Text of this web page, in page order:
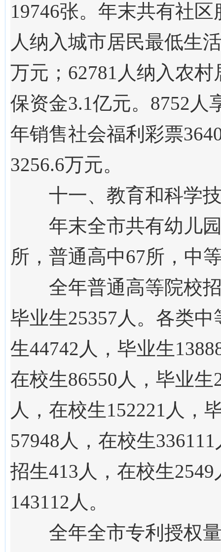
19746张。年末共有社区
人纳入城市居民最低生
万元； 62781 人纳入农
保资金3.1亿元。 8752 人
年销售社会福利彩票
3256.6万元。
十一、教育和科学
年末全市共有幼儿
所，普通高中67所，中
全年普通高等院校
毕业生25357人。各类
生44742 人，毕业生
在校生86550 人，毕业生
人，在校生152221 人，
57948 人，在校生336111
招生413 人，在校生2549
143112 人。
全年全市专利 授权